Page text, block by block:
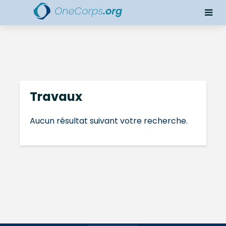
Travaux
Aucun résultat suivant votre recherche.